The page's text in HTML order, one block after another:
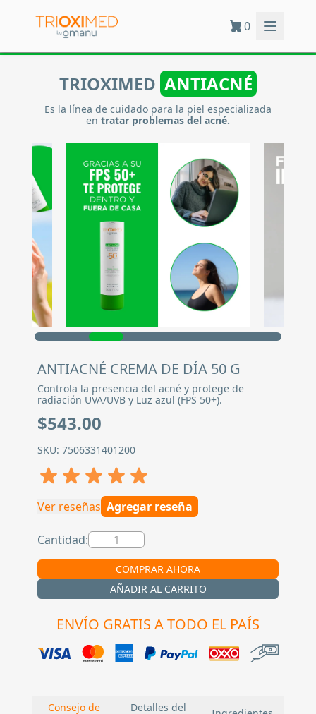
0
TRIOXIMED ANTIACNÉ
Es la línea de cuidado para la piel especializada
en tratar problemas del acné.
ANTIACNÉ CREMA DE DÍA 50 G
Controla la presencia del acné y protege de
radiación UVA/UVB y Luz azul (FPS 50+).
$543.00
SKU: 7506331401200
Ver reseñas Agregar reseña
Cantidad:
COMPRAR AHORA
AÑADIR AL CARRITO
ENVÍO GRATIS A TODO EL PAÍS
Consejo de
Detalles del